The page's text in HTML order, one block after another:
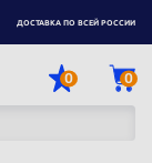
ДОСТАВКА ПО ВСЕЙ РОССИИ
0 0